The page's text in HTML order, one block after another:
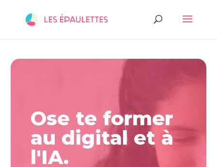
Ose te former
au digital et à
l'IA.